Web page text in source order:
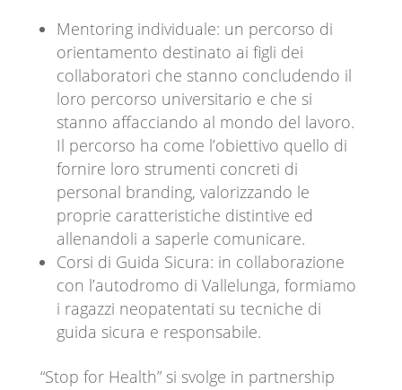
Mentoring individuale: un percorso di
orientamento destinato ai figli dei
collaboratori che stanno concludendo il
loro percorso universitario e che si
stanno affacciando al mondo del lavoro.
Il percorso ha come l’obiettivo quello di
fornire loro strumenti concreti di
personal branding, valorizzando le
proprie caratteristiche distintive ed
allenandoli a saperle comunicare.
Corsi di Guida Sicura: in collaborazione
con l’autodromo di Vallelunga, formiamo
i ragazzi neopatentati su tecniche di
guida sicura e responsabile.
“Stop for Health” si svolge in partnership